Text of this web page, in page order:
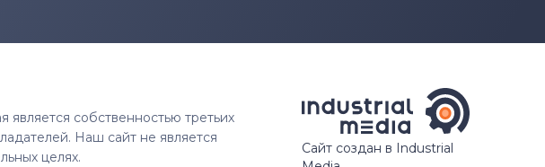
собственностью третьих
Наш сайт не является
целях.
Сайт создан в Industrial